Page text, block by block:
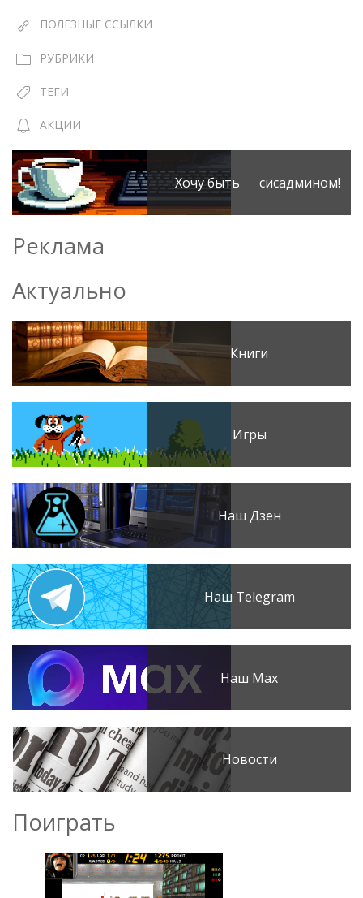
ПОЛЕЗНЫЕ ССЫЛКИ
РУБРИКИ
ТЕГИ
АКЦИИ
Хочу быть сисадмином!
Реклама
Актуально
Книги
Игры
Наш Дзен
Наш Telegram
Наш Max
Новости
Поиграть